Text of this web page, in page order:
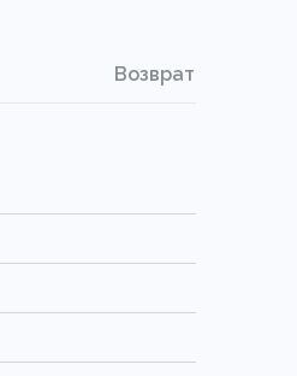
Возврат